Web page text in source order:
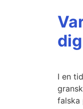
I en
falska